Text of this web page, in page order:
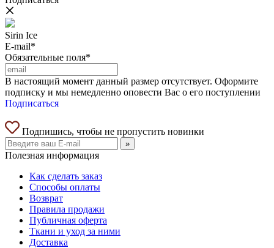
Sirin Ice
E-mail*
Обязательные поля*
В настоящий момент данный размер отсутствует. Оформите
подписку и мы немедленно оповести Вас о его поступлении
Подписаться
Подпишись, чтобы не пропустить новинки
»
Полезная информация
Как сделать заказ
Способы оплаты
Возврат
Правила продажи
Публичная оферта
Ткани и уход за ними
Доставка